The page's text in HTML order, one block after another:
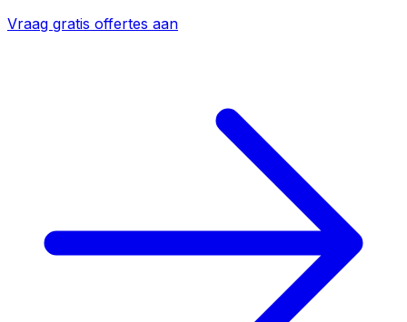
Vraag gratis offertes aan